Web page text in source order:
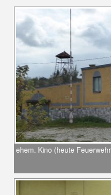
ehem. Kino (heute